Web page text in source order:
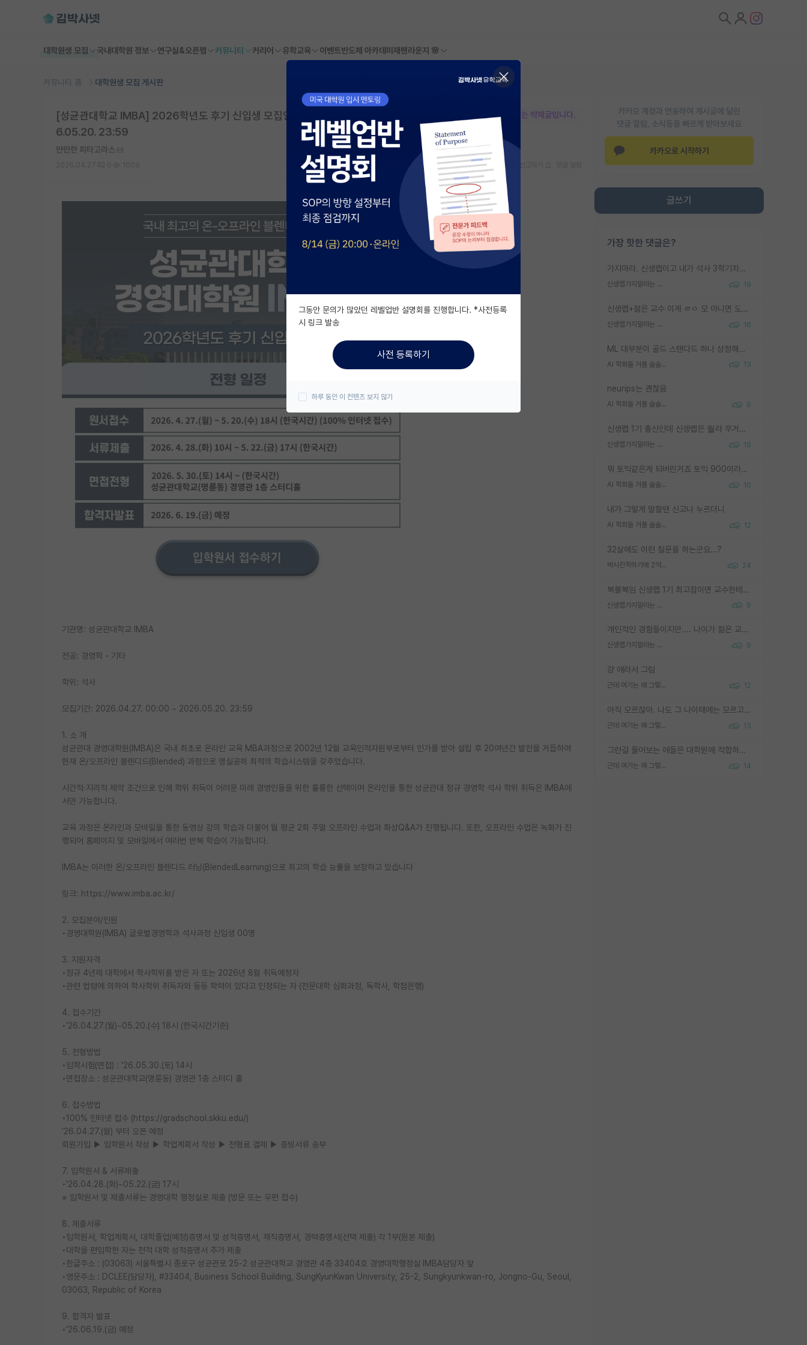
대학원생 모집 국내대학원 정보 연구실&오픈랩 커뮤니티 커리어 유학교육 이벤트반도체 아카데미 재팬라운지 🌸
커뮤니티 홈 대학원생 모집 게시판
카카오 계정과 연동하여 게시글에 달린
댓글 알람, 소식등을 빠르게 받아보세요
카카오로 시작하기
글쓰기
가장 핫한 댓글은?
가지마라. 신생랩이고 내가 석사 3학기차인데 최고참인데 나도 아무것도 모르는데 교수가 후배들 왜 논문 교육 안시키냐. 논문 왜 안 써오냐 닦달한다
신생랩가지말라는 이유가 있었구나 19
신생랩+젊은 교수 이게 ㄹㅇ 모 아니면 도인듯.
신생랩가지말라는 이유가 있었구나 16
ML 대부분이 골드 스탠다드 하나 상정해놓고 (벤치마크 데이터셋이 여러 개면 여러 개 상정) 그거 얼마나 잘 맞추나 싸움임 가끔 번뜩이는 설계 철학을 보여주는 논문들도 있지만 대부분 그거 성적 얼마나 더 올리느라에 혈안이 되어 있는 측면이 잇음
AI 학회들 거품 슬슬 지적이 나오네요 13
neurips는 괜찮음
AI 학회들 거품 슬슬 지적이 나오네요 9
신생랩 1기 출신인데 신생랩은 줠라 무거운 바벨 같은거임. 들면 대박인데 못들면 깔려 죽음. 아무도 알려주지 않는 환경에서 자생해야하지만, 일단 살아남았다면 그 어떤 사람보다 악착같고 생존력 높은 사람으로 거듭날 수 있음
신생랩가지말라는 이유가 있었구나 19
뭐 토익같은게 되버린거죠 토익 900이라고 영어잘하는건 아닙니다만 잘하는사람은 다 900을 넘는 그런
AI 학회들 거품 슬슬 지적이 나오네요 10
내가 그렇게 말할땐 신고나 누르더니
AI 학회들 거품 슬슬 지적이 나오네요 12
32살에도 이런 질문을 하는군요...?
박사진학하기에 2억은 괜찮은 (?) 정도의 경제력인가요 24
복불복임 신생랩 1기 최고참이면 교수한테 직접 지도받는 시간이 매우 많음 제대로 된 교수라면 말이지 그게 아니라면 그냥 넌 해방 불가능한 노예 1호에 감점쓰레기통이 되는거고
신생랩가지말라는 이유가 있었구나 9
개인적인 경험들이지만.... 나이가 젊은 교수일수록 꼰대라는 가면을 쓴 채로 무례함을 행동하는 경우가 거의 90% 정도였음. 나이가 어린데 다른 또래들과 달리 명예, 권력, 재력까지 얻었으니 세상 다 가진 기분이겠지. 오히러 나이 든 교수들이 행동과 말을 더 조심하시더라.
신생랩가지말라는 이유가 있었구나 9
걍 애라서 그럼
근데 여기는 왜 그렇게 SPK를 물어보는거임? 12
아직 모르잖아. 나도 그 나이때에는 모르고 평가 받고 안심하고 싶었어.
근데 여기는 왜 그렇게 SPK를 물어보는거임? 13
그런걸 물어보는 애들은 대학원에 적합하지 않다
근데 여기는 왜 그렇게 SPK를 물어보는거임? 14
본문이 수정되지 않는 박제글입니다.
[성균관대학교 IMBA] 2026학년도 후기 신입생 모집안내 | 성균관대학교 IMBA | 마감: 202
6.05.20. 23:59
만만한 피타고라스
스크랩
기관명: 성균관대학교 IMBA
전공: 경영학 - 기타
학위: 석사
모집기간: 2026.04.27. 00:00 ~ 2026.05.20. 23:59
1. 소 개
성균관대 경영대학원(IMBA)은 국내 최초로 온라인 교육 MBA과정으로 2002년 12월 교육인적자원부로부터 인가를 받아 설립 후 20여년간 발전을 거듭하여
현재 온/오프라인 블렌디드(Blended) 과정으로 명실공히 최적의 학습시스템을 갖추었습니다.
시간적·지리적 제약 조건으로 인해 학위 취득이 어려운 미래 경영인들을 위한 훌륭한 선택이며 온라인을 통한 성균관대 정규 경영학 석사 학위 취득은 IMBA에
서만 가능합니다.
교육 과정은 온라인과 모바일을 통한 동영상 강의 학습과 더불어 월 평균 2회 주말 오프라인 수업과 화상Q&A가 진행됩니다. 또한, 오프라인 수업은 녹화가 진
행되어 홈페이지 및 모바일에서 여러번 반복 학습이 가능합니다.
IMBA는 이러한 온/오프라인 블렌디드 러닝(BlendedLearning)으로 최고의 학습 능률을 보장하고 있습니다
링크: https://www.imba.ac.kr/
2. 모집분야/인원
•경영대학원(IMBA) 글로벌경영학과 석사과정 신입생 00명
3. 지원자격
•정규 4년제 대학에서 학사학위를 받은 자 또는 2026년 8월 취득예정자
•관련 법령에 의하여 학사학위 취득자와 동등 학력이 있다고 인정되는 자 (전문대학 심화과정, 독학사, 학점은행)
4. 접수기간
•'26.04.27.(월)~05.20.(수) 18시 (한국시간기준)
5. 전형방법
•입학시험(면접) : '26.05.30.(토) 14시
•면접장소 : 성균관대학교(명륜동) 경영관 1층 스터디 홀
6. 접수방법
•100% 인터넷 접수 (https://gradschool.skku.edu/)
'26.04.27.(월) 부터 오픈 예정
회원가입 ▶ 입학원서 작성 ▶ 학업계획서 작성 ▶ 전형료 결제 ▶ 증빙서류 송부
7. 입학원서 & 서류제출
•'26.04.28.(화)~05.22.(금) 17시
※ 입학원서 및 제출서류는 경영대학 행정실로 제출 (방문 또는 우편 접수)
8. 제출서류
•입학원서, 학업계획서, 대학졸업(예정)증명서 및 성적증명서, 재직증명서, 경력증명서(선택 제출) 각 1부(원본 제출)
•대학을 편입학한 자는 전적 대학 성적증명서 추가 제출
•한글주소 : (03063) 서울특별시 종로구 성균관로 25-2 성균관대학교 경영관 4층 33404호 경영대학행정실 IMBA담당자 앞
•영문주소 : DCLEE(담당자), #33404, Business School Building, SungKyunKwan University, 25-2, Sungkyunkwan-ro, Jongno-Gu, Seoul,
03063, Republic of Korea
9. 합격자 발표
•'26.06.19.(금) 예정
그동안 문의가 많았던 레벨업반 설명회를 진행합니다. *사전등록
시 링크 발송
사전 등록하기
하루 동안 이 컨텐츠 보지 않기